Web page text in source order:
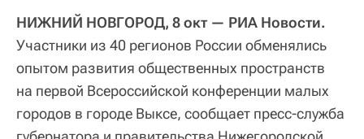
НИЖНИЙ НОВГОРОД, 8 окт — РИА Новости.
Участники из 40 регионов России обменялись
опытом развития общественных пространств
на первой Всероссийской конференции малых
городов в городе Выксе, сообщает пресс-служба